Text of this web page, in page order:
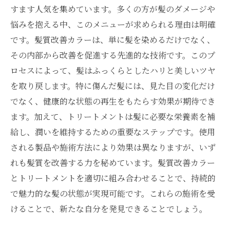
髪質改善への道：美しい髪のためのトータルケ
アのすすめ
すます人気を集めています。多くの方が髪のダメージや
悩みを抱える中、このメニューが求められる理由は明確
です。髪質改善カラーは、単に髪を染めるだけでなく、
その内部から改善を促進する先進的な技術です。このプ
ロセスによって、髪はふっくらとしたハリと美しいツヤ
を取り戻します。特に傷んだ髪には、見た目の変化だけ
でなく、健康的な状態の再生をもたらす効果が期待でき
ます。加えて、トリートメントは髪に必要な栄養素を補
給し、潤いを維持するための重要なステップです。使用
される製品や施術方法により効果は異なりますが、いず
れも髪質を改善する力を秘めています。髪質改善カラー
とトリートメントを適切に組み合わせることで、持続的
で魅力的な髪の状態が実現可能です。これらの施術を受
けることで、新たな自分を発見できることでしょう。